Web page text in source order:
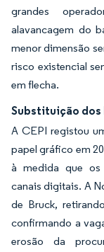
grandes
alavancagem do
menor dimensão
risco existencial
em flecha.
Substituição dos
A CEPI registou
papel gráfico em
à medida que os
canais digitais. A
de Bruck,
confirmando a
erosão da